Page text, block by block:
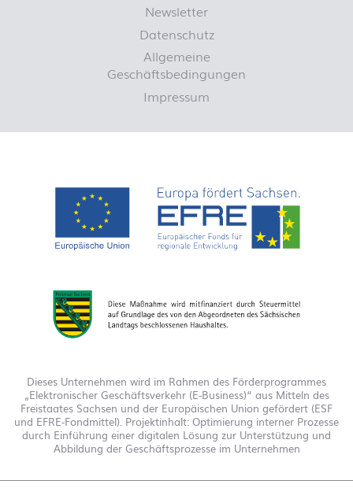
Newsletter
Datenschutz
Allgemeine
Geschäftsbedingungen
Impressum
Dieses Unternehmen wird im Rahmen des Förderprogrammes
„Elektronischer Geschäftsverkehr (E-Business)“ aus Mitteln des
Freistaates Sachsen und der Europäischen Union gefördert (ESF
und EFRE-Fondmittel). Projektinhalt: Optimierung interner Prozesse
durch Einführung einer digitalen Lösung zur Unterstützung und
Abbildung der Geschäftsprozesse im Unternehmen